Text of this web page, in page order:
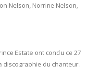
Nelson, Norrine Nelson,
Estate ont conclu ce 27
discographie du chanteur.